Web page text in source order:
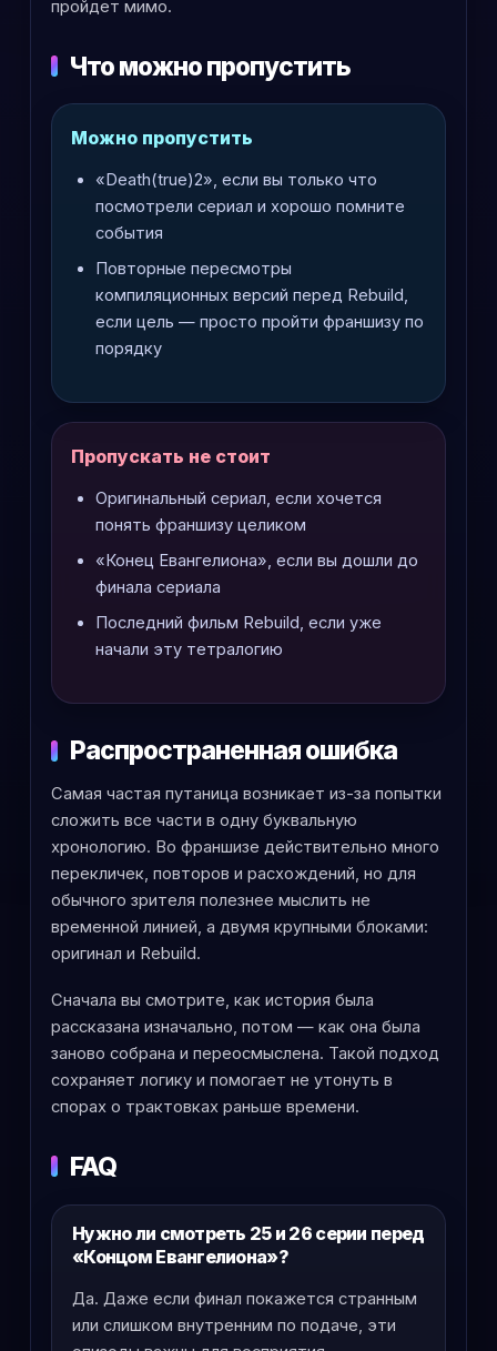
пройдет мимо.
Что можно пропустить
Можно пропустить
«Death(true)2», если вы только что
посмотрели сериал и хорошо помните
события
Повторные пересмотры
компиляционных версий перед Rebuild,
если цель — просто пройти франшизу по
порядку
Пропускать не стоит
Оригинальный сериал, если хочется
понять франшизу целиком
«Конец Евангелиона», если вы дошли до
финала сериала
Последний фильм Rebuild, если уже
начали эту тетралогию
Распространенная ошибка
Самая частая путаница возникает из-за попытки
сложить все части в одну буквальную
хронологию. Во франшизе действительно много
перекличек, повторов и расхождений, но для
обычного зрителя полезнее мыслить не
временной линией, а двумя крупными блоками:
оригинал и Rebuild.
Сначала вы смотрите, как история была
рассказана изначально, потом — как она была
заново собрана и переосмыслена. Такой подход
сохраняет логику и помогает не утонуть в
спорах о трактовках раньше времени.
FAQ
Нужно ли смотреть 25 и 26 серии перед
«Концом Евангелиона»?
Да. Даже если финал покажется странным
или слишком внутренним по подаче, эти